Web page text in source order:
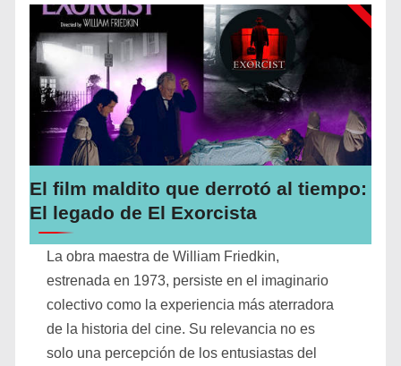
El film maldito que derrotó al tiempo:
El legado de El Exorcista
La obra maestra de William Friedkin,
estrenada en 1973, persiste en el imaginario
colectivo como la experiencia más aterradora
de la historia del cine. Su relevancia no es
solo una percepción de los entusiastas del